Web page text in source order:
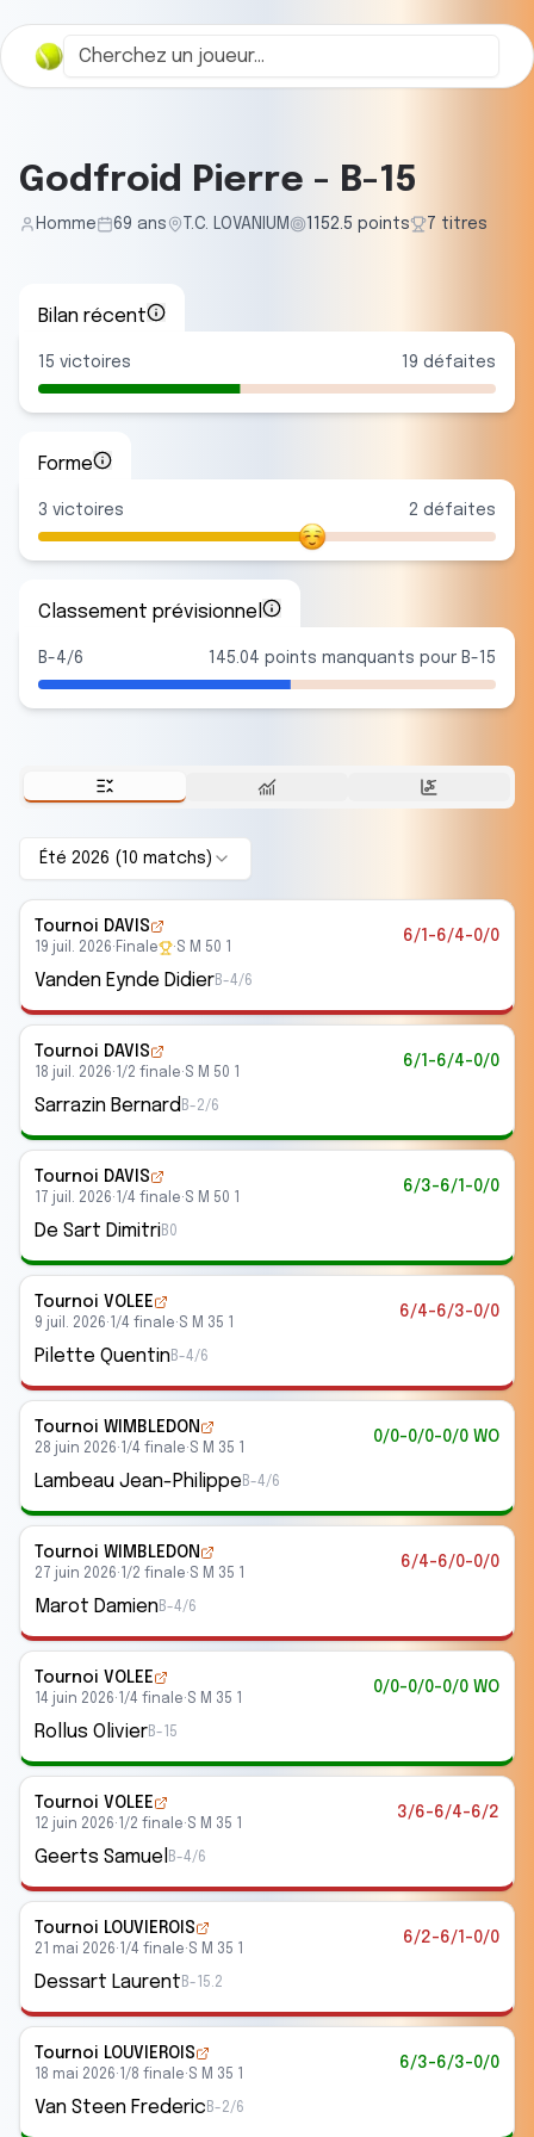
Godfroid Pierre - B-15
Homme 69 ans T.C. LOVANIUM 1152.5 points 7 titres
Bilan récent
15 victoires 19 défaites
Forme
3 victoires 2 défaites
Classement prévisionnel
B-4/6 145.04 points manquants pour B-15
Été 2026 ( 10 matchs )
Tournoi DAVIS
19 juil. 2026· Finale ·S M 50 1
6/1-6/4-0/0
Vanden Eynde DidierB-4/6
Tournoi DAVIS
18 juil. 2026· 1/2 finale·S M 50 1
6/1-6/4-0/0
Sarrazin Bernard B-2/6
Tournoi DAVIS
17 juil. 2026· 1/4 finale·S M 50 1
6/3-6/1-0/0
De Sart DimitriB0
Tournoi VOLEE
9 juil. 2026· 1/4 finale·S M 35 1
6/4-6/3-0/0
Pilette QuentinB-4/6
Tournoi WIMBLEDON
28 juin 2026· 1/4 finale·S M 35 1
0/0-0/0-0/0 WO
Lambeau Jean-Philippe B-4/6
Tournoi WIMBLEDON
27 juin 2026· 1/2 finale·S M 35 1
6/4-6/0-0/0
Marot DamienB-4/6
Tournoi VOLEE
14 juin 2026· 1/4 finale·S M 35 1
0/0-0/0-0/0 WO
Rollus OlivierB-15
Tournoi VOLEE
12 juin 2026· 1/2 finale·S M 35 1
3/6-6/4-6/2
Geerts Samuel B-4/6
Tournoi LOUVIEROIS
21 mai 2026· 1/4 finale·S M 35 1
6/2-6/1-0/0
Dessart Laurent B-15.2
Tournoi LOUVIEROIS
18 mai 2026· 1/8 finale·S M 35 1
6/3-6/3-0/0
Van Steen Frederic B-2/6